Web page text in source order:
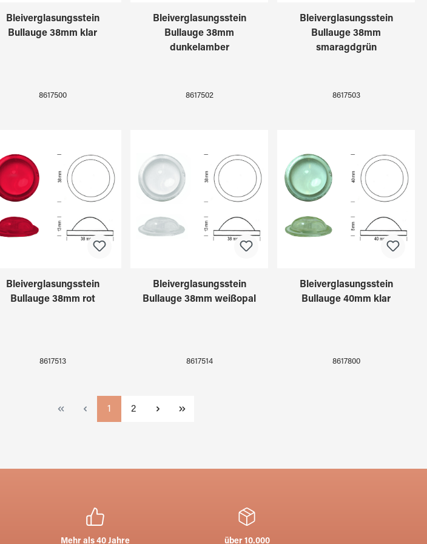
Bleiverglasungsstein
Bullauge 38mm klar
8617500
Bleiverglasungsstein
Bullauge 38mm
dunkelamber
8617502
Bleiverglasungsstein
Bullauge 38mm
smaragdgrün
8617503
Bleiverglasungsstein
Bullauge 38mm rot
8617513
Bleiverglasungsstein
Bullauge 38mm weißopal
8617514
Bleiverglasungsstein
Bullauge 40mm klar
8617800
Seite
1 Seite
2
Mehr als 40 Jahre über 10.000